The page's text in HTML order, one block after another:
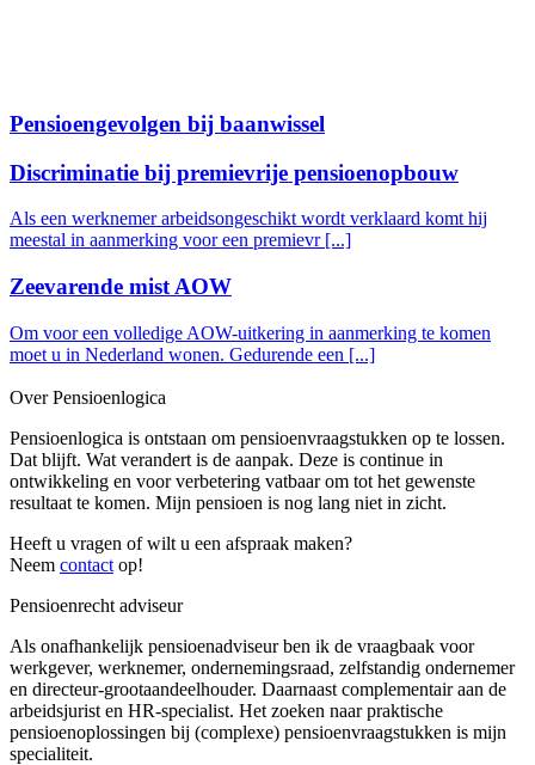
Pensioengevolgen bij baanwissel
Discriminatie bij premievrije pensioenopbouw
Als een werknemer arbeidsongeschikt wordt verklaard komt hij
meestal in aanmerking voor een premievr [...]
Zeevarende mist AOW
Om voor een volledige AOW-uitkering in aanmerking te komen
moet u in Nederland wonen. Gedurende een [...]
Over Pensioenlogica
Pensioenlogica is ontstaan om pensioenvraagstukken op te lossen.
Dat blijft. Wat verandert is de aanpak. Deze is continue in
ontwikkeling en voor verbetering vatbaar om tot het gewenste
resultaat te komen. Mijn pensioen is nog lang niet in zicht.
Heeft u vragen of wilt u een afspraak maken?
Neem contact op!
Pensioenrecht adviseur
Als onafhankelijk pensioenadviseur ben ik de vraagbaak voor
werkgever, werknemer, ondernemingsraad, zelfstandig ondernemer
en directeur-grootaandeelhouder. Daarnaast complementair aan de
arbeidsjurist en HR-specialist. Het zoeken naar praktische
pensioenoplossingen bij (complexe) pensioenvraagstukken is mijn
specialiteit.